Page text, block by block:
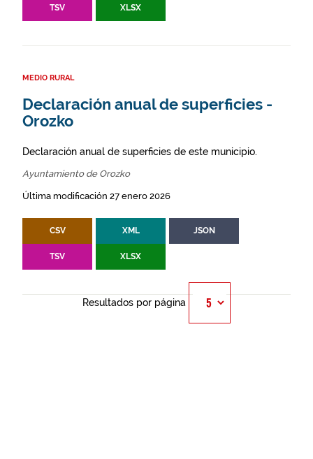
TSV XLSX
MEDIO RURAL
Declaración anual de superficies -
Orozko
Declaración anual de superficies de este municipio.
Ayuntamiento de Orozko
Última modificación 27 enero 2026
CSV XML JSON
TSV XLSX
Resultados por página